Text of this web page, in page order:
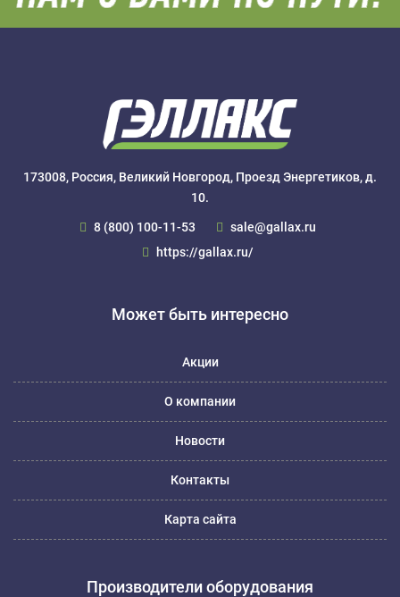
173008, Россия, Великий Новгород, Проезд Энергетиков, д.
10.
8 (800) 100-11-53
sale@gallax.ru
https://gallax.ru/
Может быть интересно
Акции
О компании
Новости
Контакты
Карта сайта
Производители оборудования